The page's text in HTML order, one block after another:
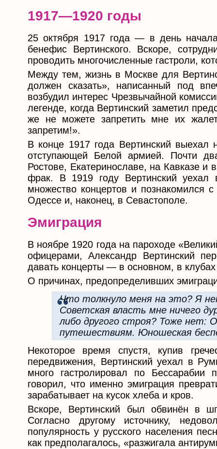
1917—1920 годы
25 октября 1917 года — в день
бенефис Вертинского. Вскоре,
проводить многочисленные гастроли,
Между тем, жизнь в Москве для
должен сказать», написанный под
возбудил интерес Чрезвычайной
легенде, когда Вертинский заметил
же не можете запретить мне их
запретим!».
В конце 1917 года Вертинский
отступающей Белой армией. Почти
Ростове, Екатеринославе, на Кавказе
фрак. В 1919 году Вертинский уехал
множество концертов и познакомился
Одессе и, наконец, в Севастополе.
Эмиграция
В ноябре 1920 года на пароходе
офицерами, Александр Вертинский
давать концерты — в основном, в
О причинах, предопределивших
Что толкнуло меня на это? Я
Советская власть мне ничего
либо другого строя? Тоже нет:
путешествиям. Юношеская
Некоторое время спустя, купив
передвижения, Вертинский уехал в
много гастролировал по Бессарабии
говорил, что именно эмиграция
зарабатывает на кусок хлеба и кров.
Вскоре, Вертинский был обвинён в
Согласно другому источнику,
популярность у русского населения
как предполагалось, «разжигала